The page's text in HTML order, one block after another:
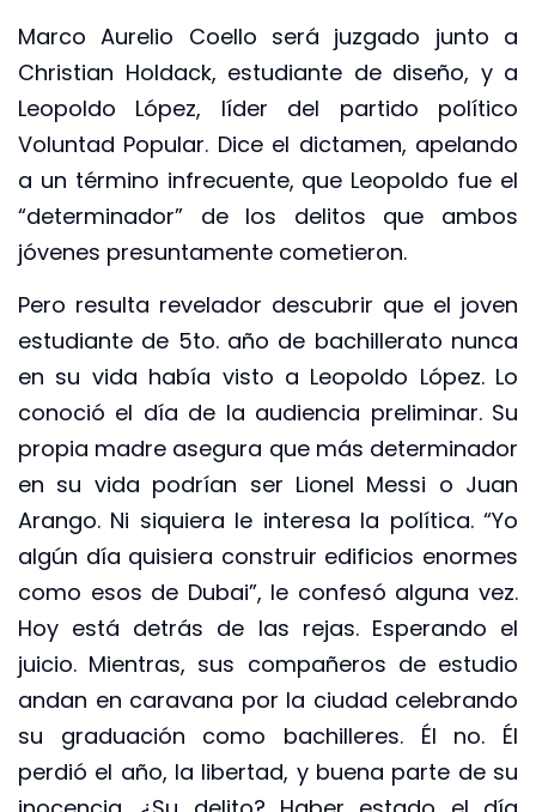
Marco Aurelio Coello será juzgado junto a
Christian Holdack, estudiante de diseño, y a
Leopoldo López, líder del partido político
Voluntad Popular. Dice el dictamen, apelando
a un término infrecuente, que Leopoldo fue el
“determinador” de los delitos que ambos
jóvenes presuntamente cometieron.
Pero resulta revelador descubrir que el joven
estudiante de 5to. año de bachillerato nunca
en su vida había visto a Leopoldo López. Lo
conoció el día de la audiencia preliminar. Su
propia madre asegura que más determinador
en su vida podrían ser Lionel Messi o Juan
Arango. Ni siquiera le interesa la política. “Yo
algún día quisiera construir edificios enormes
como esos de Dubai”, le confesó alguna vez.
Hoy está detrás de las rejas. Esperando el
juicio. Mientras, sus compañeros de estudio
andan en caravana por la ciudad celebrando
su graduación como bachilleres. Él no. Él
perdió el año, la libertad, y buena parte de su